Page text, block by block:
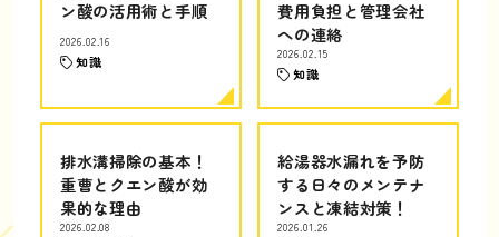
ン酸の活用術と手順
2026.02.16
知識
費用負担と管理会社
への連絡
2026.02.15
知識
排水溝掃除の基本！
重曹とクエン酸が効
果的な理由
2026.02.08
給湯器水漏れを予防
する日々のメンテナ
ンスと凍結対策！
2026.01.26